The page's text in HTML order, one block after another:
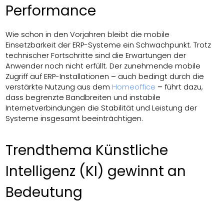
Performance
Wie schon in den Vorjahren bleibt die mobile
Einsetzbarkeit der ERP-Systeme ein Schwachpunkt. Trotz
technischer Fortschritte sind die Erwartungen der
Anwender noch nicht erfüllt. Der zunehmende mobile
Zugriff auf ERP-Installationen – auch bedingt durch die
verstärkte Nutzung aus dem Homeoffice – führt dazu,
dass begrenzte Bandbreiten und instabile
Internetverbindungen die Stabilität und Leistung der
Systeme insgesamt beeinträchtigen.
Trendthema Künstliche
Intelligenz (KI) gewinnt an
Bedeutung